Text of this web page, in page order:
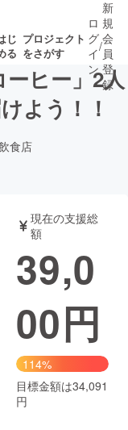
じ
る
プロジェクト
をさがす
が近いプ
ト
音楽
ゲーム・
書籍・雑誌
チャレンジ
ロ
グ
イ
ン
/
新
規
会
員
登
録
ーヒー」2人
よう！！
食店
現在の支援総
額
39,0
00円
114%
目標金額は34,091
円